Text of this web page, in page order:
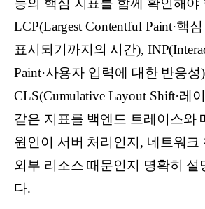
능의 핵심 지표를 함께 확인해야
LCP(Largest Contentful Paint·핵
표시되기까지의 시간),
Paint·사용자 입력에 대한 반응성
CLS(Cumulative Layout Shift·레
같은 지표를 백엔드 트레이스와
원인이 서버 처리인지, 네트워크
외부 리소스 때문인지 명확히 설
다.